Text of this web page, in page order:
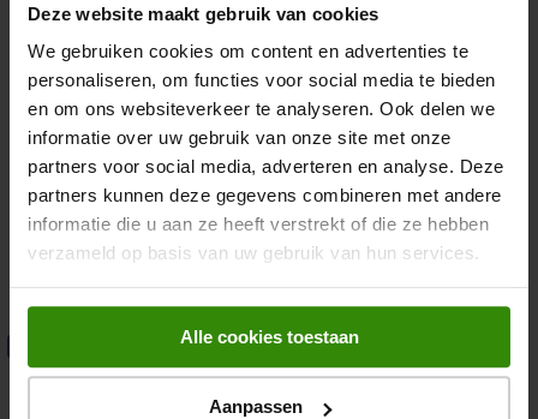
Deze website maakt gebruik van cookies
We gebruiken cookies om content en advertenties te
personaliseren, om functies voor social media te bieden
en om ons websiteverkeer te analyseren. Ook delen we
informatie over uw gebruik van onze site met onze
partners voor social media, adverteren en analyse. Deze
partners kunnen deze gegevens combineren met andere
informatie die u aan ze heeft verstrekt of die ze hebben
verzameld op basis van uw gebruik van hun services.
Alle cookies toestaan
Aanpassen
Steelstofzuiger zonder zak
25,2 volt accu
Accuduur: 1 uur
Stofcapaciteit: 0,8 l
Samsung VS70H25WLG/WA
Steelstofzuiger zonder zak